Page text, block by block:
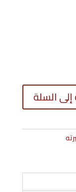
كمية
السلة